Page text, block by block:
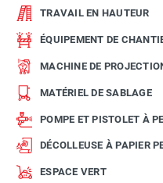
TRAVAIL EN HAUTEUR
ÉQUIPEMENT DE
MACHINE DE
MATÉRIEL DE SABLAGE
POMPE ET PISTOLET À
DÉCOLLEUSE À PAPIER
ESPACE VERT